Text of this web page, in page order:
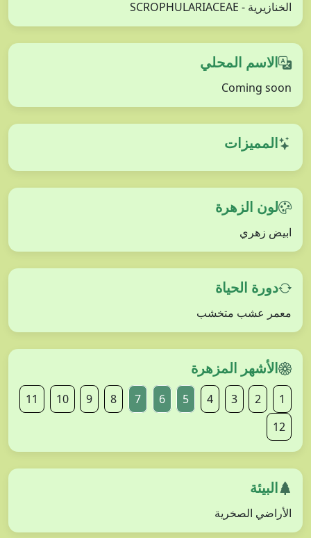
الخنازيرية - SCROPHULARIACEAE
الاسم المحلي
Coming soon
المميزات
لون الزهرة
ابيض زهري
دورة الحياة
معمر عشب متخشب
الأشهر المزهرة
1
2
3
4
5
6
7
8
9
10
11
12
البيئة
الأراضي الصخرية